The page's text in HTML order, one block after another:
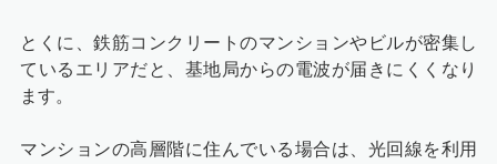
とくに、鉄筋コンクリートのマンションやビルが密集し
ているエリアだと、基地局からの電波が届きにくくなり
ます。
マンションの高層階に住んでいる場合は、光回線を利用